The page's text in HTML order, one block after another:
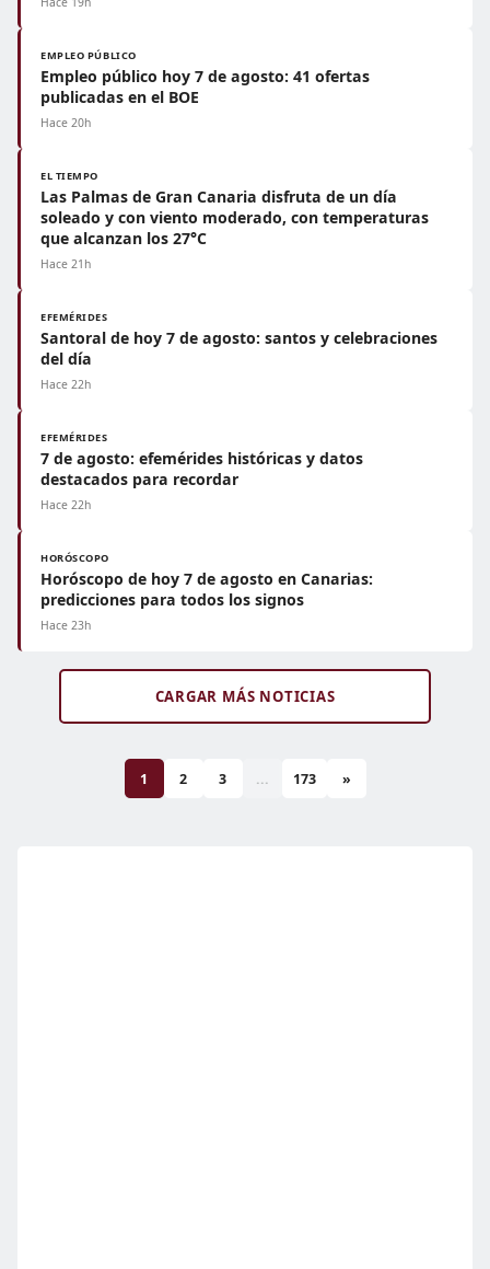
EMPLEO PÚBLICO
Empleo público hoy 7 de agosto: 41 ofertas
publicadas en el BOE
Hace 20h
EL TIEMPO
Las Palmas de Gran Canaria disfruta de un día
soleado y con viento moderado, con temperaturas
que alcanzan los 27°C
Hace 21h
EFEMÉRIDES
Santoral de hoy 7 de agosto: santos y celebraciones
del día
Hace 22h
EFEMÉRIDES
7 de agosto: efemérides históricas y datos
destacados para recordar
Hace 22h
HORÓSCOPO
Horóscopo de hoy 7 de agosto en Canarias:
predicciones para todos los signos
Hace 23h
CARGAR MÁS NOTICIAS
1 2 3 ... 173 »